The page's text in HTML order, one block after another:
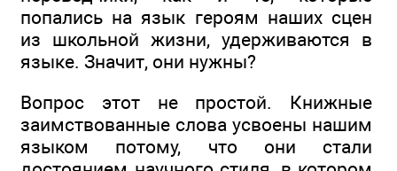
попались на язык героям наших сцен
из школьной жизни, удерживаются в
языке. Значит, они нужны?
Вопрос этот не простой. Книжные
заимствованные слова усвоены нашим
языком потому, что они стали